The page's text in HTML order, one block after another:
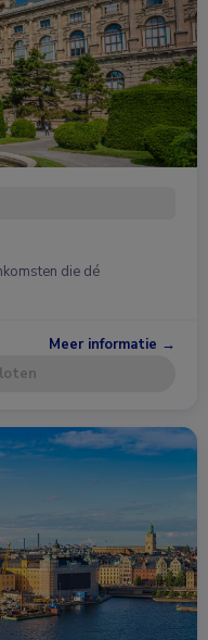
die dé
Meer informatie →